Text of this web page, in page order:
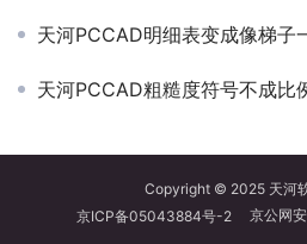
天河PCCAD明细表变成像梯子一
天河PCCAD粗糙度符号不成比
Copyright © 2025 天河
京ICP备05043884号-2 京公网